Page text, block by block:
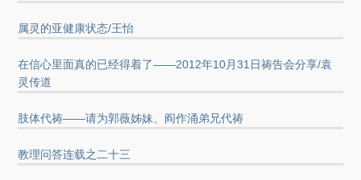
属灵的亚健康状态/王怡
在信心里面真的已经得着了——2012年10月31日祷告会分享/袁
灵传道
肢体代祷——请为郭薇姊妹、阎作涌弟兄代祷
教理问答连载之二十三